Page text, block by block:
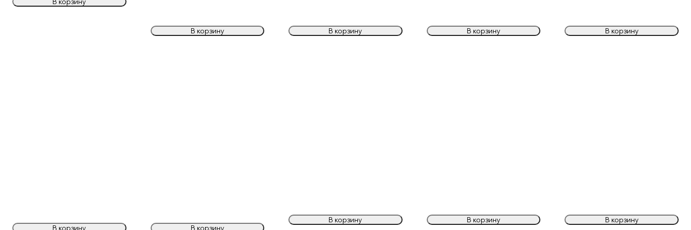
В корзину В корзину В корзину В корзину
В корзину В корзину
В корзину В корзину В корзину